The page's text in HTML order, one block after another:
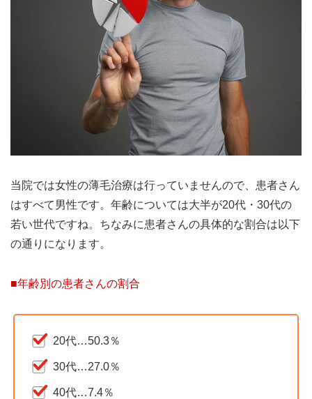
当院では女性の薄毛治療は行っていませんので、患者さん
はすべて男性です。年齢については大半が20代・30代の
若い世代ですね。ちなみに患者さんの具体的な割合は以下
の通りになります。
■年齢別の患者さんの割合
20代…50.3％
30代…27.0％
40代…7.4％